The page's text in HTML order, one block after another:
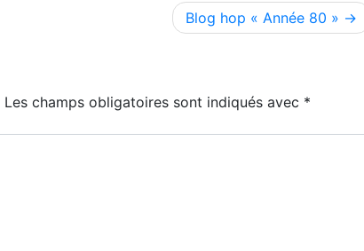
Blog hop « Année 80 »
Les champs obligatoires sont indiqués avec *